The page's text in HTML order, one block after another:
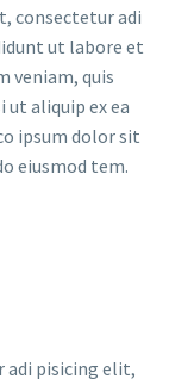
consectetur adi
ut labore et
veniam, quis
aliquip ex ea
ipsum dolor sit
eiusmod tem.
adi pisicing elit,